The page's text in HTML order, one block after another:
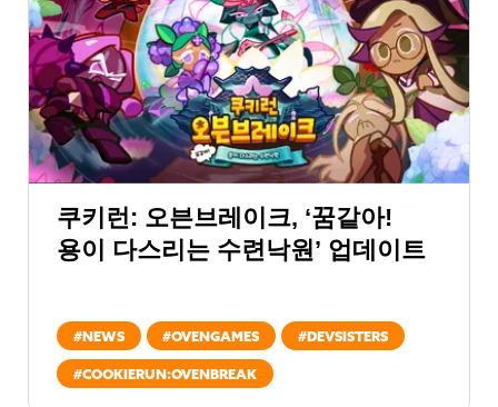
쿠키런: 오븐브레이크, ‘꿈같아!
용이 다스리는 수련낙원’ 업데이트
#NEWS #OVENGAMES #DEVSISTERS
#COOKIERUN:OVENBREAK